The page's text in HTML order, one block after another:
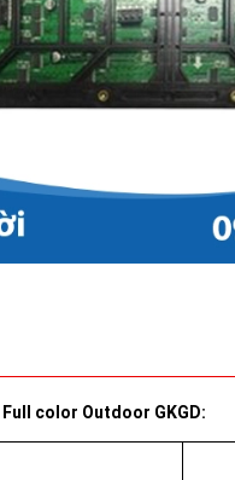
color Outdoor GKGD: